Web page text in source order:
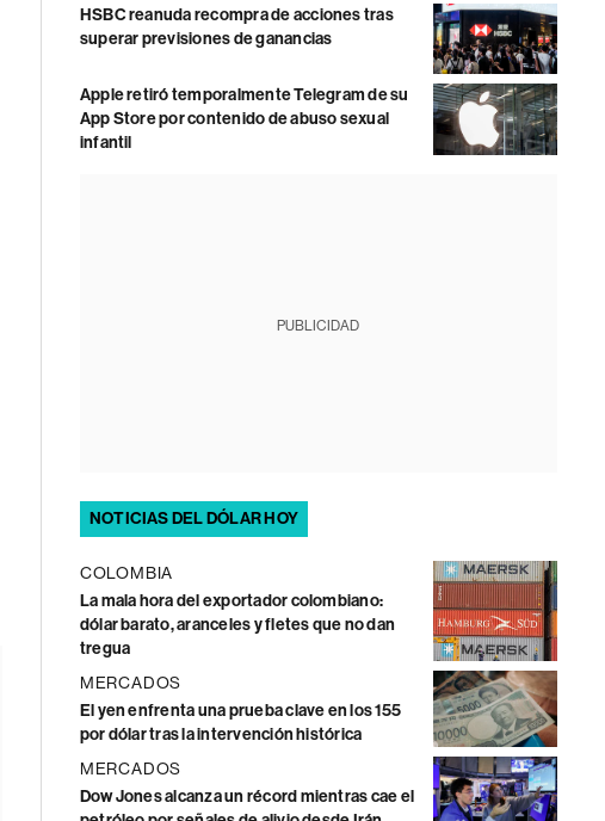
HSBC reanuda recompra de acciones tras
superar previsiones de ganancias
Apple retiró temporalmente Telegram de su
App Store por contenido de abuso sexual
infantil
PUBLICIDAD
NOTICIAS DEL DÓLAR HOY
COLOMBIA
La mala hora del exportador colombiano:
dólar barato, aranceles y fletes que no dan
tregua
MERCADOS
El yen enfrenta una prueba clave en los 155
por dólar tras la intervención histórica
MERCADOS
Dow Jones alcanza un récord mientras cae el